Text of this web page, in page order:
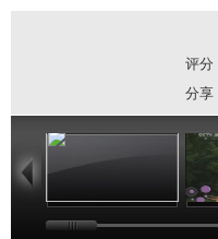
评分
分享
01:02